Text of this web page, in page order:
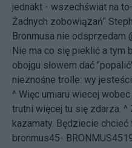
jednakt - wszechświat na
Żadnych zobowiązań"
Bronmusa nie odsprzedam
Nie ma co się pieklić a tym
obojgu słowem dać
nieznośne trolle: wy
^ Więc umiaru wiecej
trutni więcej tu się zdarza.
kazamaty. Będziecie
bronmus45-